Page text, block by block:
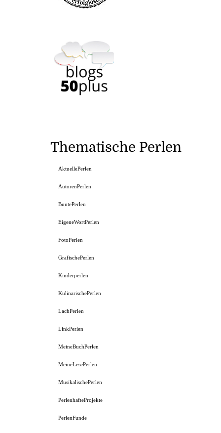
Thematische Perlen
AktuellePerlen
AutorenPerlen
BuntePerlen
EigeneWortPerlen
FotoPerlen
GrafischePerlen
Kinderperlen
KulinarischePerlen
LachPerlen
LinkPerlen
MeineBuchPerlen
MeineLesePerlen
MusikalischePerlen
PerlenhafteProjekte
PerlenFunde